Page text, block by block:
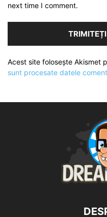
next time I comment.
Acest site folosește Akismet
sunt procesate datele